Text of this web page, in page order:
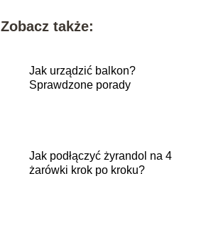
Zobacz także:
Jak urządzić balkon?
Sprawdzone porady
Jak podłączyć żyrandol na 4
żarówki krok po kroku?